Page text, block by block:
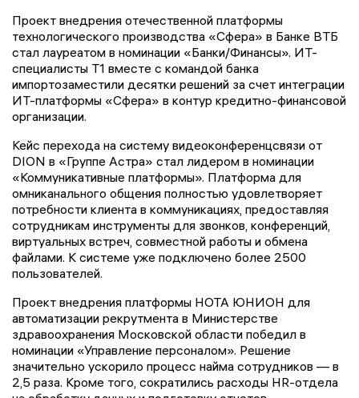
Проект внедрения отечественной платформы
технологического производства «Сфера» в Банке ВТБ
стал лауреатом в номинации «Банки/Финансы». ИТ-
специалисты Т1 вместе с командой банка
импортозаместили десятки решений за счет интеграции
ИТ-платформы «Сфера» в контур кредитно-финансовой
организации.
Кейс перехода на систему видеоконференцсвязи от
DION в «Группе Астра» стал лидером в номинации
«Коммуникативные платформы». Платформа для
омниканального общения полностью удовлетворяет
потребности клиента в коммуникациях, предоставляя
сотрудникам инструменты для звонков, конференций,
виртуальных встреч, совместной работы и обмена
файлами. К системе уже подключено более 2500
пользователей.
Проект внедрения платформы НОТА ЮНИОН для
автоматизации рекрутмента в Министерстве
здравоохранения Московской области победил в
номинации «Управление персоналом». Решение
значительно ускорило процесс найма сотрудников — в
2,5 раза. Кроме того, сократились расходы HR-отдела